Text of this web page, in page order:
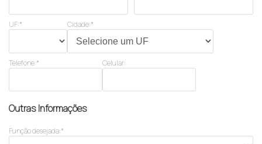
UF:* Cidade:*
Telefone:* Celular:
Outras Informações
Função desejada:*